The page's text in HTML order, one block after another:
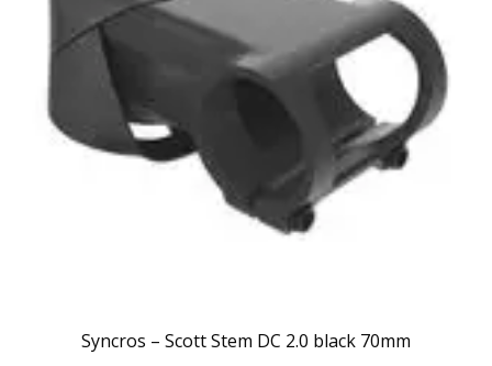
Syncros – Scott Stem DC 2.0 black 70mm